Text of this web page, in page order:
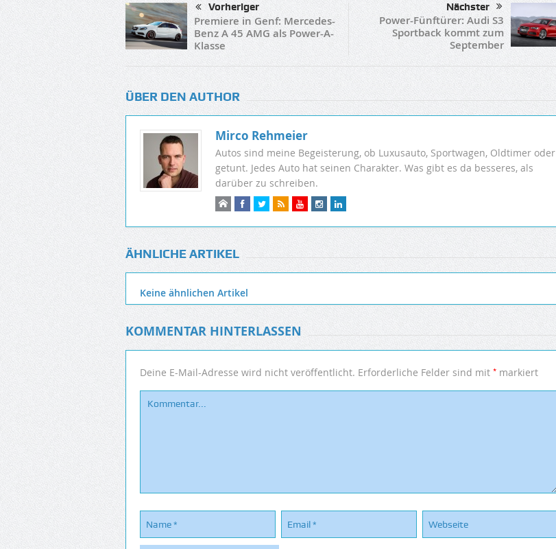
Vorheriger
Premiere in Genf: Mercedes-
Benz A 45 AMG als Power-A-
Klasse
Nächster
Power-Fünftürer: Audi S3
Sportback kommt zum
September
ÜBER DEN AUTHOR
Mirco Rehmeier
Autos sind meine Begeisterung, ob Luxusauto, Sportwagen, Oldtimer oder
getunt. Jedes Auto hat seinen Charakter. Was gibt es da besseres, als
darüber zu schreiben.
ÄHNLICHE ARTIKEL
Keine ähnlichen Artikel
KOMMENTAR HINTERLASSEN
Deine E-Mail-Adresse wird nicht veröffentlicht. Erforderliche Felder sind mit * markiert